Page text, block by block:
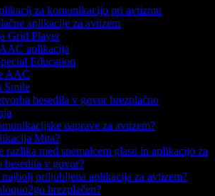
za komunikacijo pri avtizmu
aplikacije za avtizem
Grid Player
aplikacija
Education
AAC
Smile
besedila v govor brezplačno
naprave za avtizem?
Mita?
razlika med snemalcem glasu in aplikacijo za
besedila v govor?
priljubljena aplikacija za avtizem?
brezplačen?